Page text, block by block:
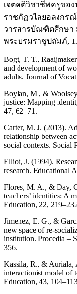
เจตคติวิชาชีพครูขอ
ราชภัฏวไลยอลงกร
วารสารบัณฑิตศึกษา
พระบรมราชูปถัมภ์,
Bogt, T. T.,
and development of
adults. Journal of
Boylan, M., &
justice: Mapping
47, 62–71.
Carter, M. J. (2013).
relationship between
social contexts. Social
Elliot, J. (1994).
research. Educational
Flores, M. A., & Day,
teachers’ identities: A
Education, 22,
Jimenez, E. G., &
new space of re-
institution. Procedia –
356.
Kassila, R., & Auriala,
interactionist model of
Education, 43,